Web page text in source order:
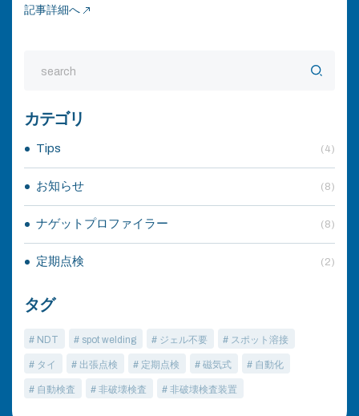
記事詳細へ
カテゴリ
Tips (4)
お知らせ (8)
ナゲットプロファイラー (8)
定期点検 (2)
タグ
# NDT # spot welding # ジェル不要 # スポット溶接
# タイ # 出張点検 # 定期点検 # 磁気式 # 自動化
# 自動検査 # 非破壊検査 # 非破壊検査装置